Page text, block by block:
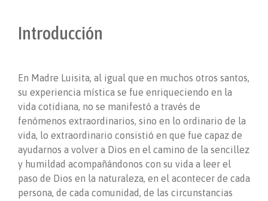
Introducción
En Madre Luisita, al igual que en muchos otros santos,
su experiencia mística se fue enriqueciendo en la
vida cotidiana, no se manifestó a través de
fenómenos extraordinarios, sino en lo ordinario de la
vida, lo extraordinario consistió en que fue capaz de
ayudarnos a volver a Dios en el camino de la sencillez
y humildad acompañándonos con su vida a leer el
paso de Dios en la naturaleza, en el acontecer de cada
persona, de cada comunidad, de las circunstancias